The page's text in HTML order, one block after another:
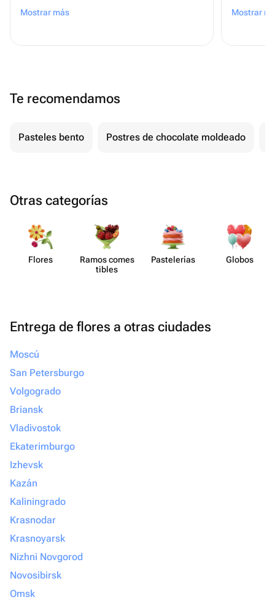
магазина
Mostrar más
всяких
Mostrar
Te recomendamos
Pasteles bento Postres de chocolate moldeado
Otras categorías
Flores
Ramos comes​
tibles
Paste​lerías Globos
Entrega de flores a otras ciudades
Moscú
San Petersburgo
Volgogrado
Briansk
Vladivostok
Ekaterimburgo
Izhevsk
Kazán
Kaliningrado
Krasnodar
Krasnoyarsk
Nizhni Novgorod
Novosibirsk
Omsk